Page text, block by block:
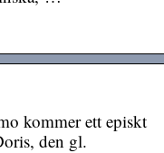
kommer ett episkt
den gl.